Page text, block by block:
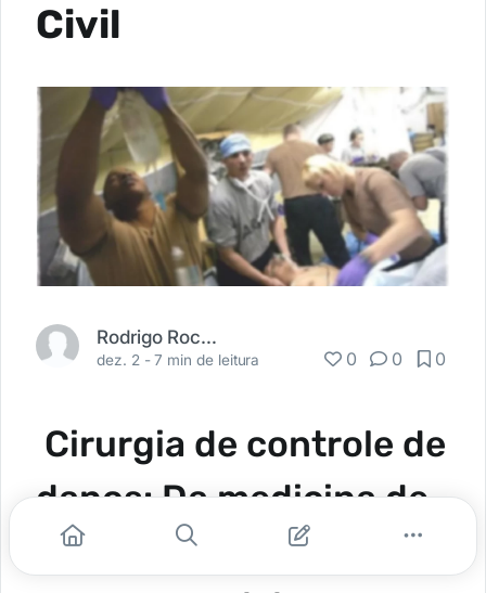
Civil
Rodrigo Rocha Correa
dez. 2 -7 min de leitura 0 0 0
Cirurgia de controle de
danos: Da medicina de
Combate ao Emprego